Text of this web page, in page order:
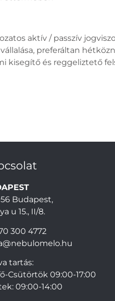
aktív / passzív
preferáltan
kisegítő és reggeliztető
Budapest,
u 15., II/8.
300 4772
tartás:
Csütörtök 09:00-17:00
09:00-14:00